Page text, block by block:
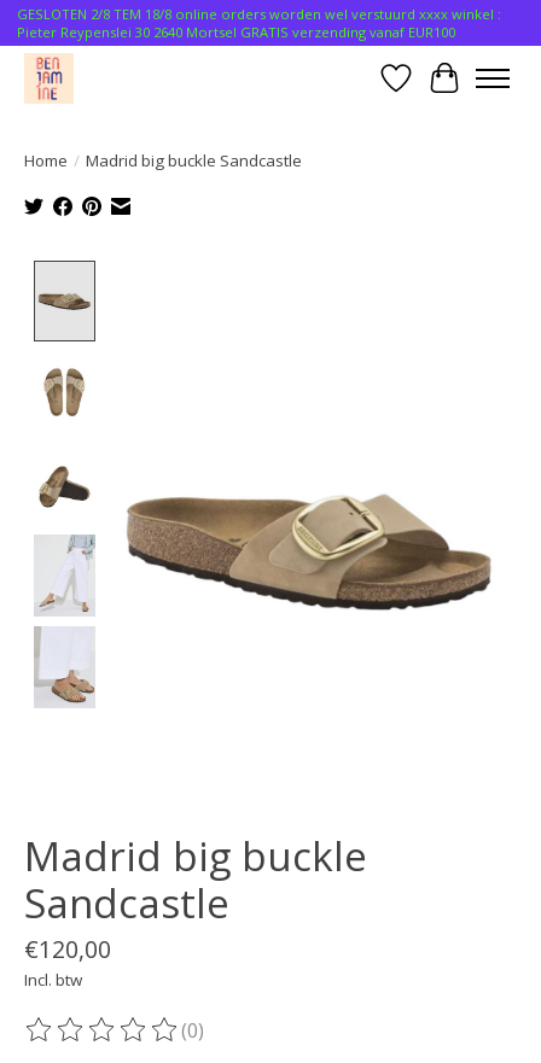
GESLOTEN 2/8 TEM 18/8 online orders worden wel verstuurd xxxx winkel :
Pieter Reypenslei 30 2640 Mortsel GRATIS verzending vanaf EUR100
Verlanglijst
Home / Madrid big buckle Sandcastle
Madrid big buckle
Sandcastle
€120,00
Incl. btw
De beoordeling van dit product is
(0)